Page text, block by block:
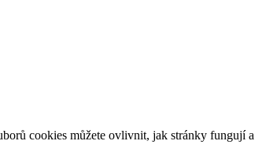
cookies můžete ovlivnit, jak stránky fungují a